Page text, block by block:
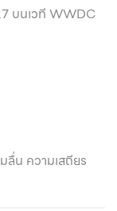
บนเวที WWDC
ลื่น ความเสถียร